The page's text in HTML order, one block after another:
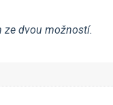
ze dvou možností.